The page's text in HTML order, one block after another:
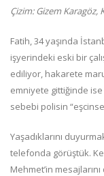
Çizim: Gizem Karagöz,
Fatih, 34 yaşında
işyerindeki eski bir
ediliyor, hakarete
emniyete gittiğinde ise
sebebi polisin
Yaşadıklarını
telefonda görüştük.
Mehmet’in